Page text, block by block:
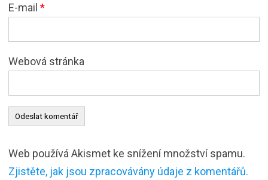
E-mail *
Webová stránka
Web používá Akismet ke snížení množství spamu.
Zjistěte, jak jsou zpracovávány údaje z komentářů.